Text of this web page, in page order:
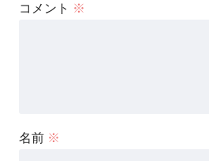
コメント ※
名前 ※